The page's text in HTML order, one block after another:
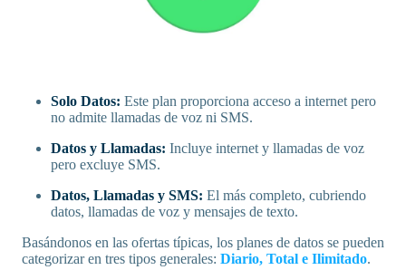
Solo Datos: Este plan proporciona acceso a internet pero
no admite llamadas de voz ni SMS.
Datos y Llamadas: Incluye internet y llamadas de voz
pero excluye SMS.
Datos, Llamadas y SMS: El más completo, cubriendo
datos, llamadas de voz y mensajes de texto.
Basándonos en las ofertas típicas, los planes de datos se pueden
categorizar en tres tipos generales: Diario, Total e Ilimitado.